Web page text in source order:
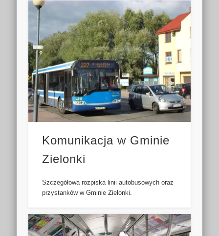
Komunikacja w Gminie
Zielonki
Szczegółowa rozpiska linii autobusowych oraz
przystanków w Gminie Zielonki.